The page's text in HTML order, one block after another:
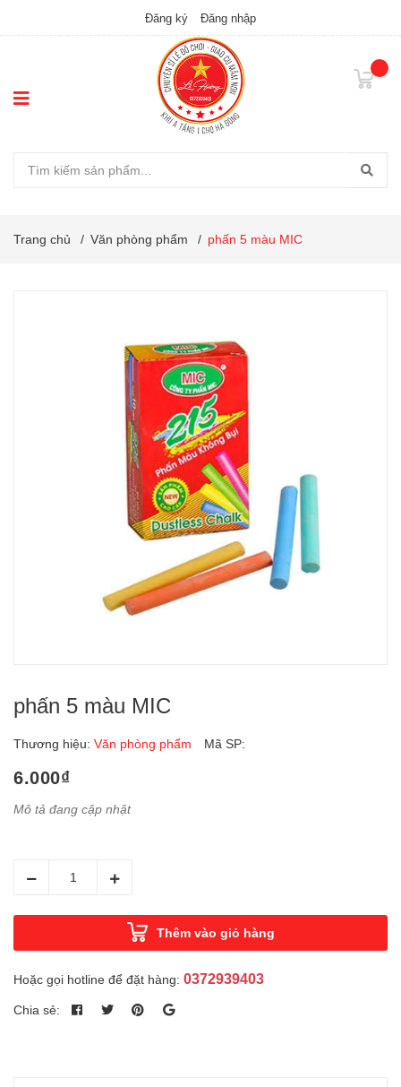
Đăng ký Đăng nhập
Trang chủ / Văn phòng phẩm / phấn 5 màu MIC
phấn 5 màu MIC
Thương hiệu: Văn phòng phẩm Mã SP:
6.000₫
Mô tả đang cập nhật
Thêm vào giỏ hàng
Hoặc gọi hotline để đặt hàng: 0372939403
Chia sẻ: